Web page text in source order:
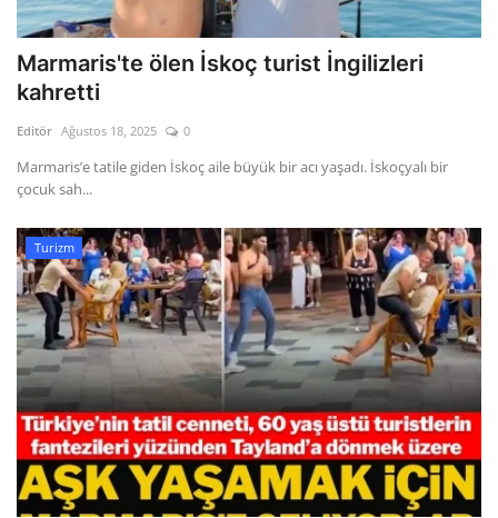
Marmaris'te ölen İskoç turist İngilizleri
kahretti
Editör Ağustos 18, 2025 0
Marmaris’e tatile giden İskoç aile büyük bir acı yaşadı. İskoçyalı bir
çocuk sah...
Turizm